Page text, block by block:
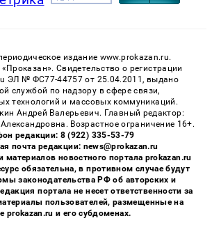
издание www.prokazan.ru.
Cвидетельство о регистрации
ЭЛ № ФС77-44757 от 25.04.2011, выдано
службой по надзору в сфере связи,
технологий и массовых коммуникаций.
Андрей Валерьевич. Главный редактор:
Возрастное ограничение 16+.
редакции: 8 (922) 335-53-79
почта редакции: news@prokazan.ru
материалов новостного портала prokazan.ru
обязательна, в противном случае будут
законодательства РФ об авторских и
портала не несет ответственности за
пользователей, размещенные на
prokazan.ru и его субдоменах.